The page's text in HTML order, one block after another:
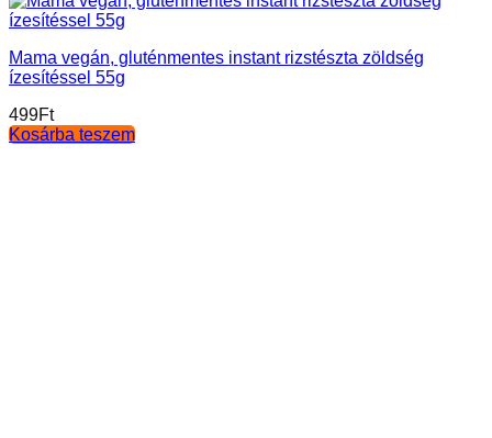
Mama vegán, gluténmentes instant rizstészta zöldség
ízesítéssel 55g
499Ft
Kosárba teszem